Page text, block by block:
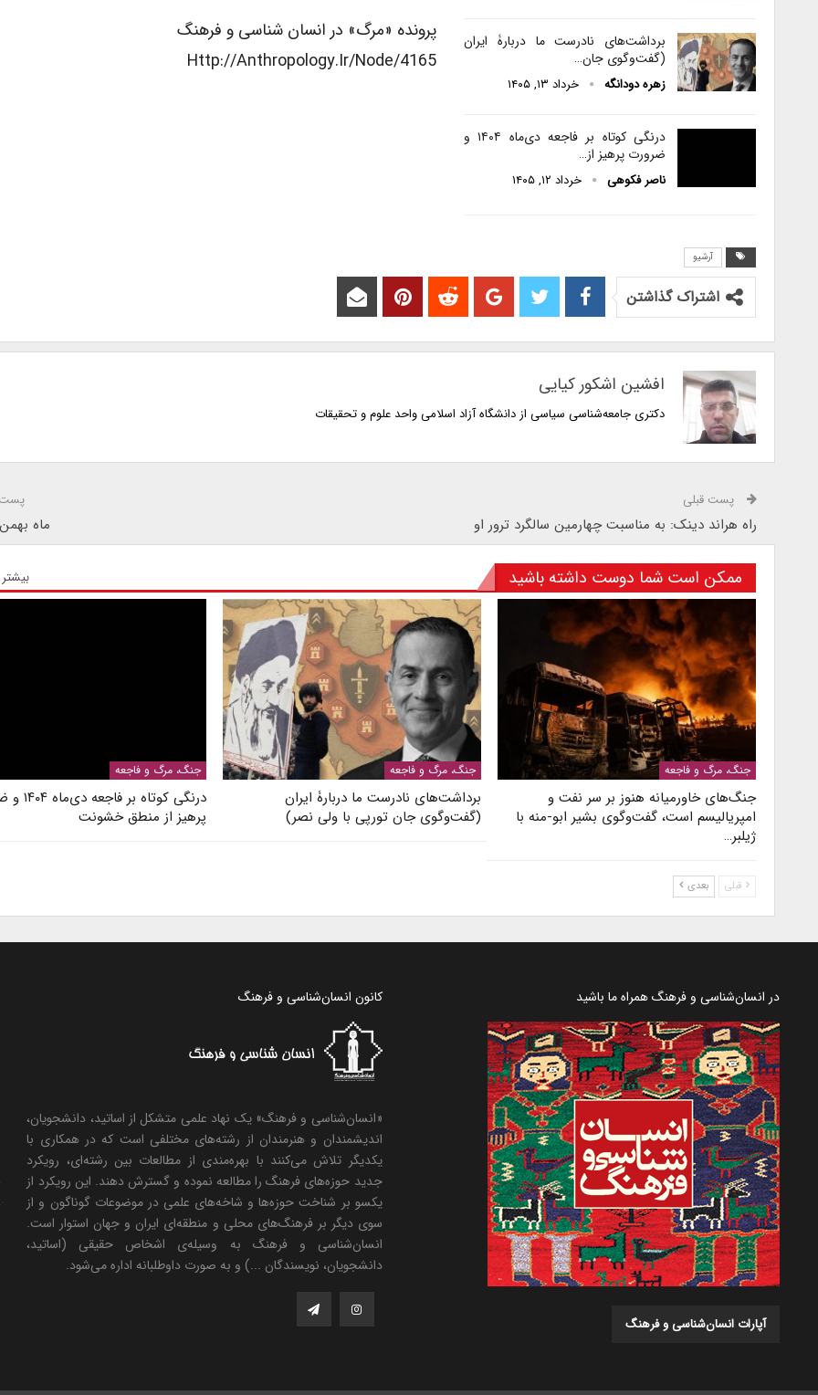
برداشت‌های نادرست ما دربارۀ ایران
(گفت‌وگوی جان…
زهره دودانگه خرداد ۱۳, ۱۴۰۵
درنگی کوتاه بر فاجعه دی‌ماه ۱۴۰۴ و
ضرورت پرهیز از…
ناصر فکوهی خرداد ۱۲, ۱۴۰۵
پرونده «مرگ» در انسان شناسی و فرهنگ
Http://anthropology.ir/node/4165
آرشیو
اشتراک گذاشتن
افشین اشکور کیایی
دکتری جامعه‌شناسی سیاسی از دانشگاه آزاد اسلامی واحد علوم و تحقیقات
پست قبلی
راه هراند دینک: به مناسبت چهارمین سالگرد ترور او ماه
ممکن است شما دوست داشته باشید
جنگ، مرگ و فاجعه
جنگ‌های خاورمیانه هنوز بر سر نفت و
امپریالیسم است، گفت‌وگوی بشیر ابو-منه با
ژیلبر…
جنگ، مرگ و فاجعه
برداشت‌های نادرست ما دربارۀ ایران
(گفت‌وگوی جان تورپی با ولی نصر)
جنگ، مرگ و فاجعه
درنگی کوتاه
پرهیز از منطق خشونت
قبلی بعدی
در انسان‌شناسی و فرهنگ همراه ما باشید
آپارات انسان‌شناسی و فرهنگ
کانون انسان‌شناسی و فرهنگ
«انسان‌شناسی و فرهنگ» یک نهاد علمی متشکل از اساتید، دانشجویان،
اندیشمندان و هنرمندان از رشته‌های مختلفی است که در همکاری با
یکدیگر تلاش می‌کنند با بهره‌مندی از مطالعات بین رشته‌ای، رویکرد
جدید حوزه‌های فرهنگ را مطالعه نموده و گسترش دهند. این رویکرد از
یکسو بر شناخت حوزه‌ها و شاخه‌های علمی در موضوعات گوناگون و از
سوی دیگر بر فرهنگ‌های محلی و منطقه‌ای ایران و جهان استوار است.
انسان‌شناسی و فرهنگ به وسیله‌ی اشخاص حقیقی (اساتید،
دانشجویان، نویسندگان ...) و به صورت داوطلبانه اداره می‌شود.